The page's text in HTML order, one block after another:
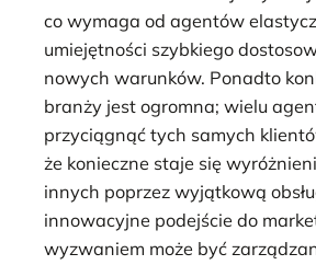
co wymaga od agentów
umiejętności szybkiego
nowych warunków. Ponadto
branży jest ogromna; wielu
przyciągnąć tych samych
że konieczne staje się
innych poprzez wyjątkową
innowacyjne podejście do
wyzwaniem może być